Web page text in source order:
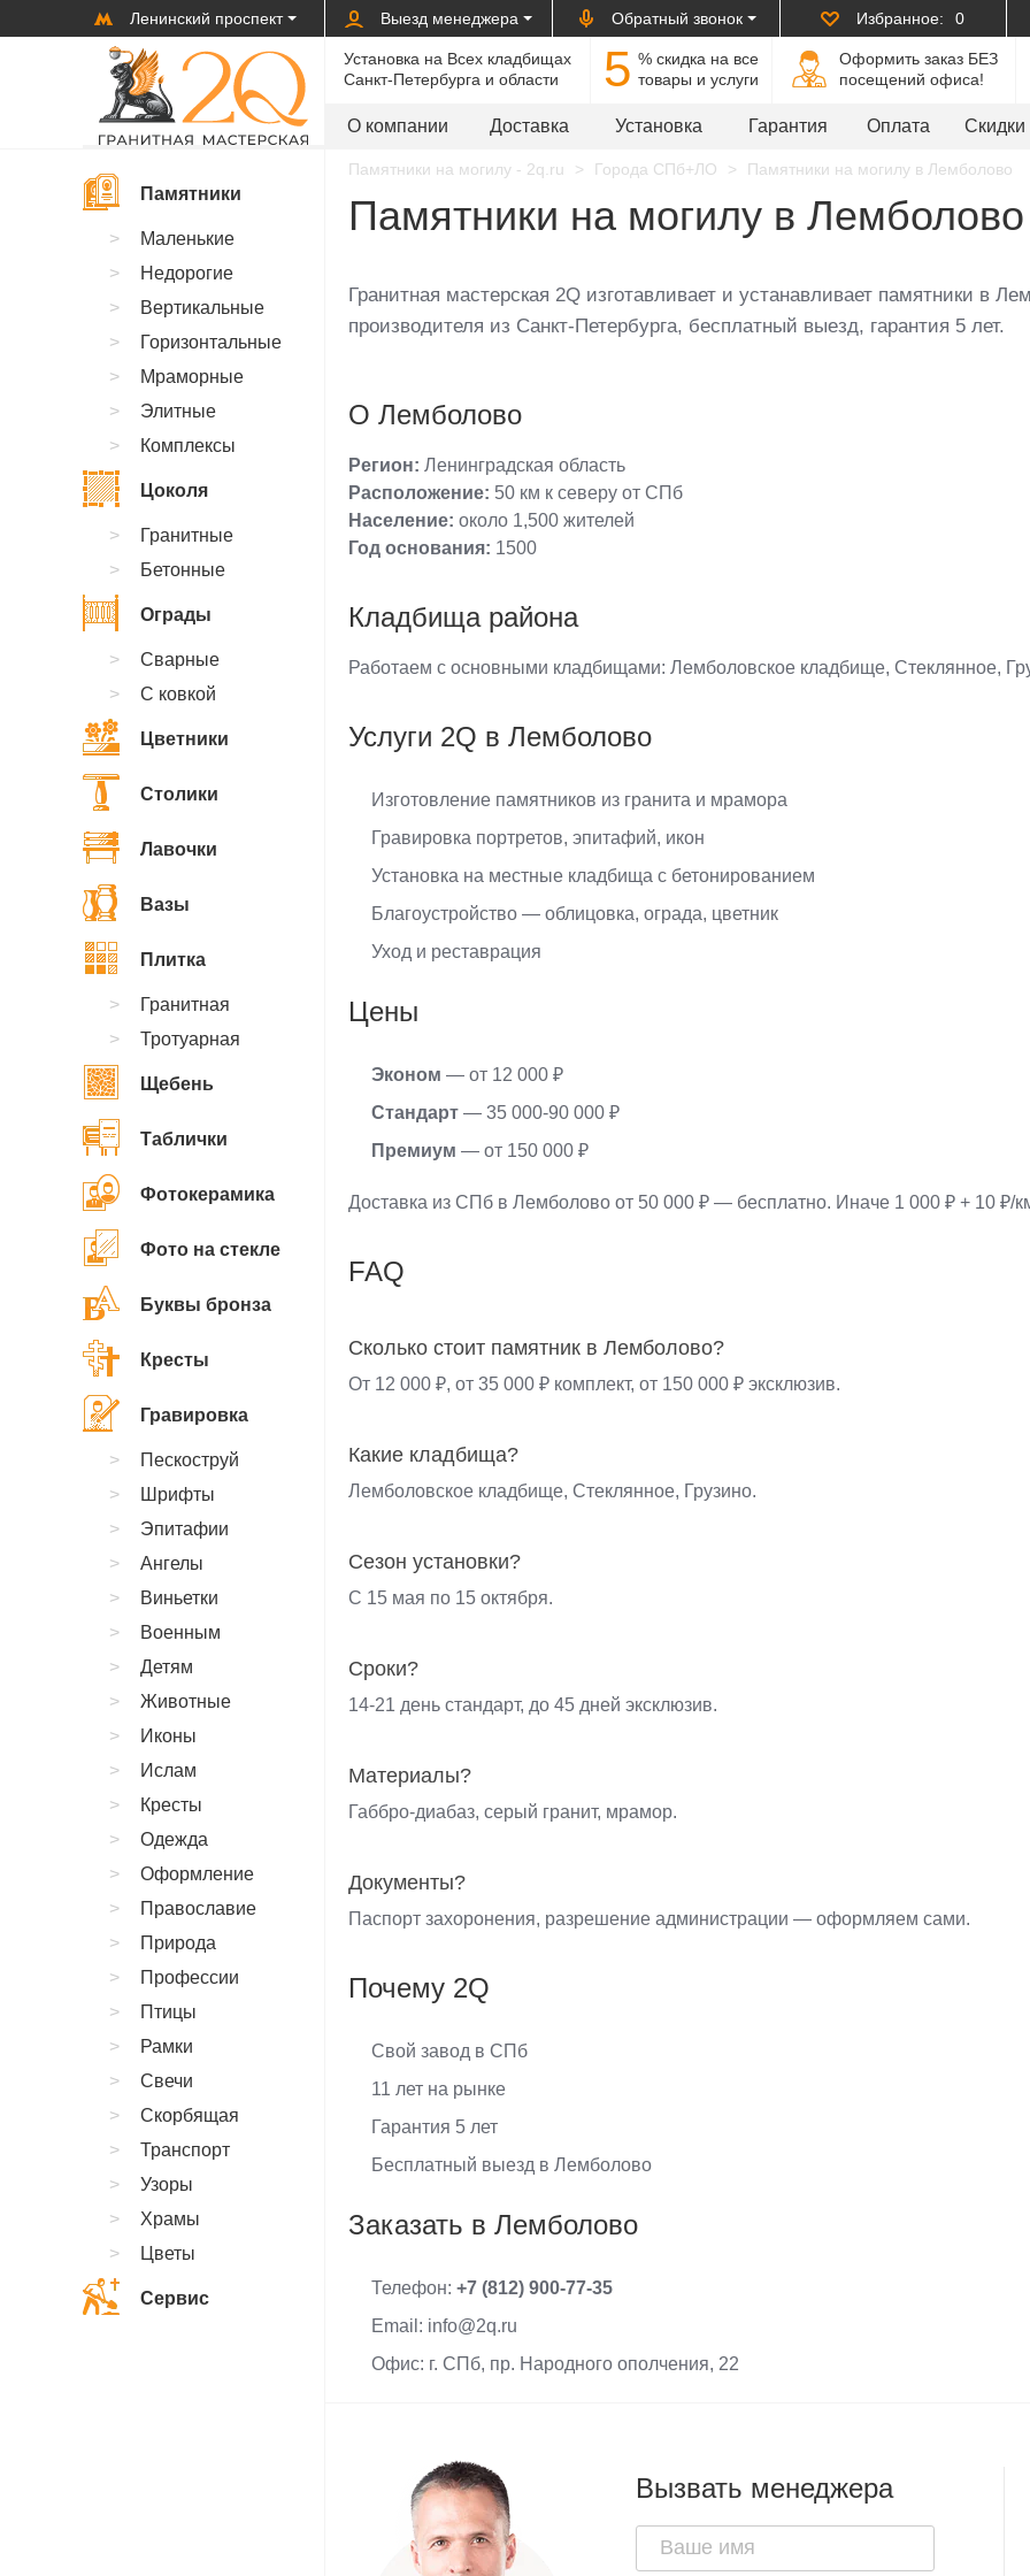
Ленинский проспект Выезд менеджера Обратный звонок Избранное: 0
Установка на Всех кладбищах
Санкт-Петербурга и области
5 % cкидка на все
товары и услуги
Оформить заказ БЕЗ
посещений офиса!
О компании Доставка Установка Гарантия Оплата Скидки
Памятники на могилу - 2q.ru Города СПб+ЛО Памятники на могилу в Лемболово
Памятники на могилу в Лемболово
Гранитная мастерская 2Q изготавливает и устанавливает памятники в
производителя из Санкт-Петербурга, бесплатный выезд, гарантия 5 лет.
О Лемболово
Регион: Ленинградская область
Расположение: 50 км к северу от СПб
Население: около 1,500 жителей
Год основания: 1500
Кладбища района
Работаем с основными кладбищами: Лемболовское кладбище, Стеклянное,
Услуги 2Q в Лемболово
Изготовление памятников из гранита и мрамора
Гравировка портретов, эпитафий, икон
Установка на местные кладбища с бетонированием
Благоустройство — облицовка, ограда, цветник
Уход и реставрация
Цены
Эконом — от 12 000 ₽
Стандарт — 35 000-90 000 ₽
Премиум — от 150 000 ₽
Доставка из СПб в Лемболово от 50 000 ₽ — бесплатно. Иначе 1 000 ₽ + 10 ₽/
FAQ
Сколько стоит памятник в Лемболово?
От 12 000 ₽, от 35 000 ₽ комплект, от 150 000 ₽ эксклюзив.
Какие кладбища?
Лемболовское кладбище, Стеклянное, Грузино.
Сезон установки?
С 15 мая по 15 октября.
Сроки?
14-21 день стандарт, до 45 дней эксклюзив.
Материалы?
Габбро-диабаз, серый гранит, мрамор.
Документы?
Паспорт захоронения, разрешение администрации — оформляем сами.
Почему 2Q
Свой завод в СПб
11 лет на рынке
Гарантия 5 лет
Бесплатный выезд в Лемболово
Заказать в Лемболово
Телефон: +7 (812) 900-77-35
Email: info@2q.ru
Офис: г. СПб, пр. Народного ополчения, 22
Памятники
Маленькие
Недорогие
Вертикальные
Горизонтальные
Мраморные
Элитные
Комплексы
Цоколя
Гранитные
Бетонные
Ограды
Сварные
С ковкой
Цветники
Столики
Лавочки
Вазы
Плитка
Гранитная
Тротуарная
Щебень
Таблички
Фотокерамика
Фото на стекле
Буквы бронза
Кресты
Гравировка
Пескоструй
Шрифты
Эпитафии
Ангелы
Виньетки
Военным
Детям
Животные
Иконы
Ислам
Кресты
Одежда
Оформление
Православие
Природа
Профессии
Птицы
Рамки
Свечи
Скорбящая
Транспорт
Узоры
Храмы
Цветы
Сервис
Вызвать менеджера